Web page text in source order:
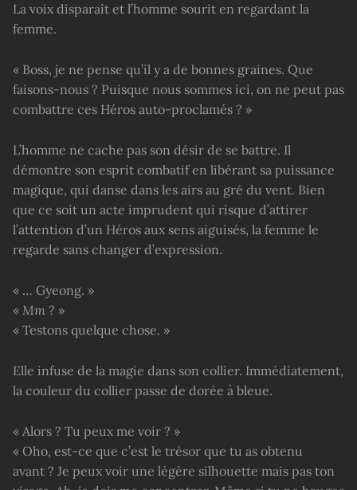
La voix disparaît et l’homme sourit en regardant la
femme.
« Boss, je ne pense qu’il y a de bonnes graines. Que
faisons-nous ? Puisque nous sommes ici, on ne peut pas
combattre ces Héros auto-proclamés ? »
L’homme ne cache pas son désir de se battre. Il
démontre son esprit combatif en libérant sa puissance
magique, qui danse dans les airs au gré du vent. Bien
que ce soit un acte imprudent qui risque d’attirer
l’attention d’un Héros aux sens aiguisés, la femme le
regarde sans changer d’expression.
« … Gyeong. »
« Mm ? »
« Testons quelque chose. »
Elle infuse de la magie dans son collier. Immédiatement,
la couleur du collier passe de dorée à bleue.
« Alors ? Tu peux me voir ? »
« Oho, est-ce que c’est le trésor que tu as obtenu
avant ? Je peux voir une légère silhouette mais pas ton